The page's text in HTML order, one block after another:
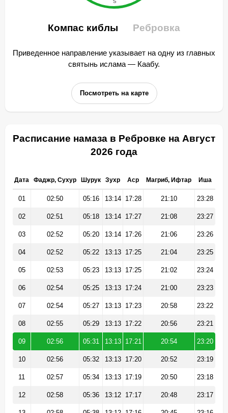
Компас киблы Ребровка
Приведенное направление указывает на одну из главных
святынь ислама — Каабу.
Посмотреть на карте
Расписание намаза в Ребровке на Август
2026 года
Дата Фаджр, Сухур Шурук Зухр Аср Магриб, Ифтар Иша
01 02:50 05:16 13:14 17:28 21:10 23:28
02 02:51 05:18 13:14 17:27 21:08 23:27
03 02:52 05:20 13:14 17:26 21:06 23:26
04 02:52 05:22 13:13 17:25 21:04 23:25
05 02:53 05:23 13:13 17:25 21:02 23:24
06 02:54 05:25 13:13 17:24 21:00 23:23
07 02:54 05:27 13:13 17:23 20:58 23:22
08 02:55 05:29 13:13 17:22 20:56 23:21
09 02:56 05:31 13:13 17:21 20:54 23:20
10 02:56 05:32 13:13 17:20 20:52 23:19
11 02:57 05:34 13:13 17:19 20:50 23:18
12 02:58 05:36 13:12 17:17 20:48 23:17